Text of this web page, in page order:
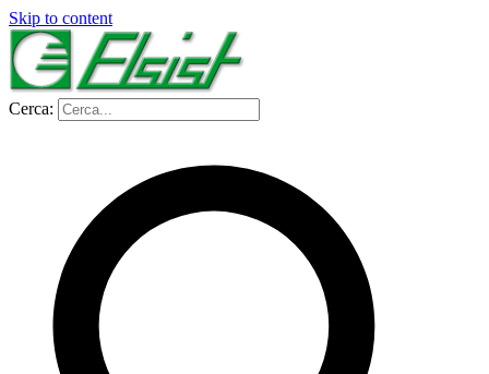
Skip to content
Cerca: